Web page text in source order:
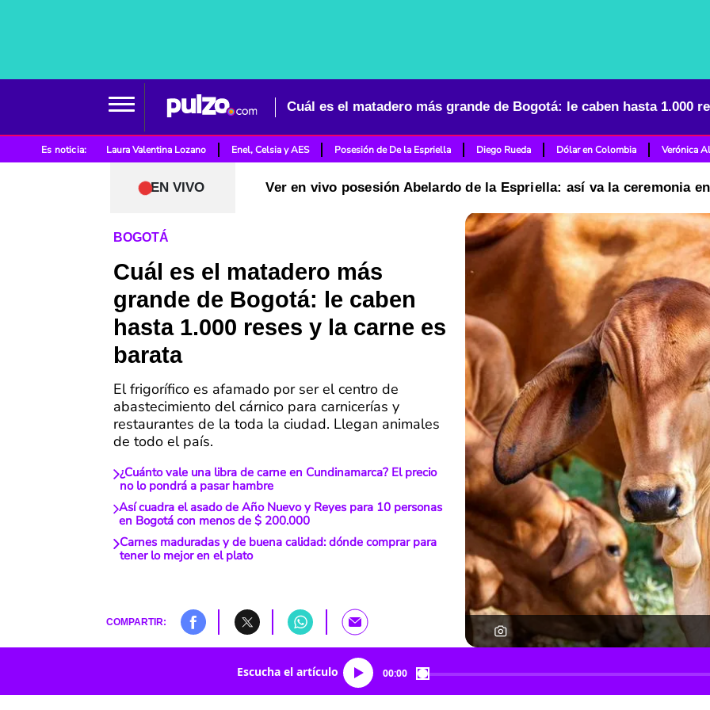
Es noticia: Laura Valentina Lozano Enel, Celsia y AES Posesión de De la Espriella Diego Rueda Dólar en Colombia Verónica
EN VIVO Ver en vivo posesión Abelardo de la Espriella: así va la ceremonia
BOGOTÁ
Cuál es el matadero más
grande de Bogotá: le caben
hasta 1.000 reses y la carne es
barata
El frigorífico es afamado por ser el centro de
abastecimiento del cárnico para carnicerías y
restaurantes de la toda la ciudad. Llegan animales
de todo el país.
¿Cuánto vale una libra de carne en Cundinamarca? El precio
no lo pondrá a pasar hambre
Así cuadra el asado de Año Nuevo y Reyes para 10 personas
en Bogotá con menos de $ 200.000
Carnes maduradas y de buena calidad: dónde comprar para
tener lo mejor en el plato
COMPARTIR:
Escucha el artículo 00:00